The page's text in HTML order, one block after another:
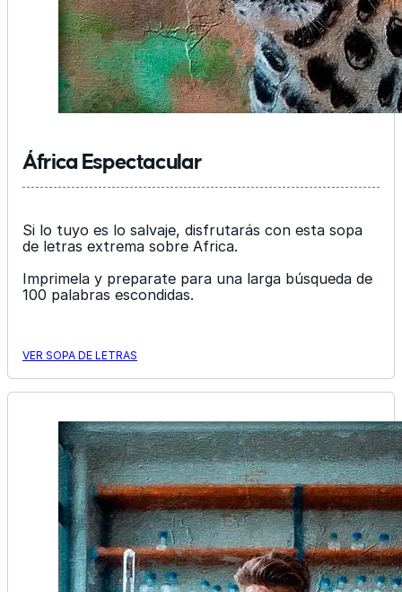
África Espectacular
Si lo tuyo es lo salvaje, disfrutarás con esta sopa
de letras extrema sobre Africa.
Imprimela y preparate para una larga búsqueda de
100 palabras escondidas.
VER SOPA DE LETRAS